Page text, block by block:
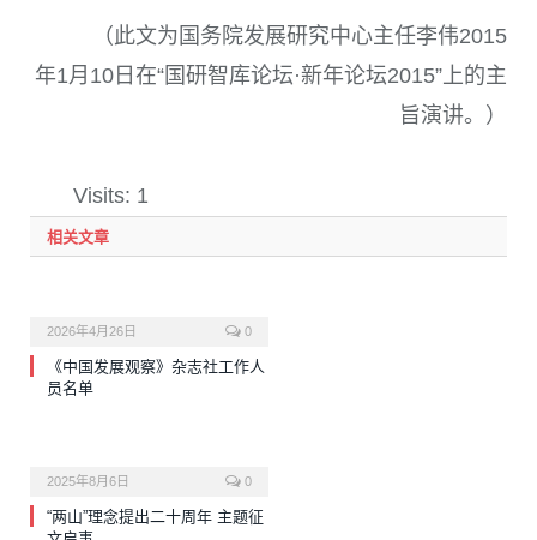
（此文为国务院发展研究中心主任李伟2015
年1月10日在“国研智库论坛·新年论坛2015”上的主
旨演讲。）
Visits: 1
相关文章
2026年4月26日 0
《中国发展观察》杂志社工作人
员名单
2025年8月6日 0
“两山”理念提出二十周年 主题征